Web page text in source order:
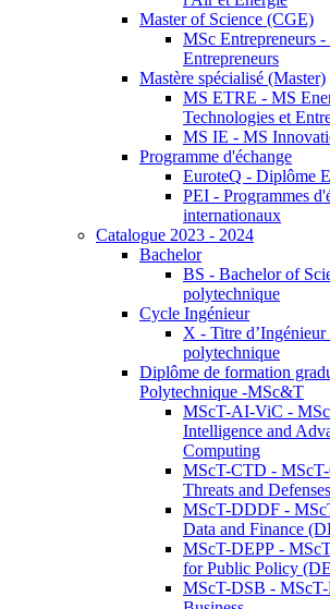
Master of Science (CGE)
MSc Entrepreneurs
Entrepreneurs
Mastère spécialisé (Master)
MS ETRE - MS
Technologies et
MS IE - MS
Programme d'échange
EuroteQ - Diplôme
PEI - Programmes
internationaux
Catalogue 2023 - 2024
Bachelor
BS - Bachelor of
polytechnique
Cycle Ingénieur
X - Titre
polytechnique
Diplôme de formation
Polytechnique -MSc&T
MScT-AI-ViC -
Intelligence and
Computing
MScT-CTD -
Threats and Defenses
MScT-DDDF -
Data and Finance
MScT-DEPP -
for Public Policy
MScT-DSB - MScT-